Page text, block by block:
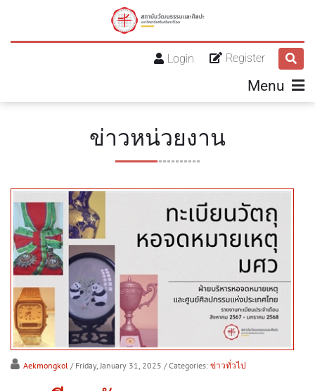
Register
Login
Menu
ข่าวหน่วยงาน
Aekmongkol / Friday, January 31, 2025 / Categories: ข่าวทั่วไป